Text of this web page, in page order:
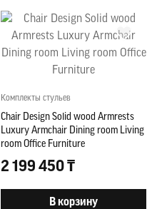
Комплекты стульев
Chair Design Solid wood Armrests
Luxury Armchair Dining room Living
room Office Furniture
2 199 450 ₸
В корзину